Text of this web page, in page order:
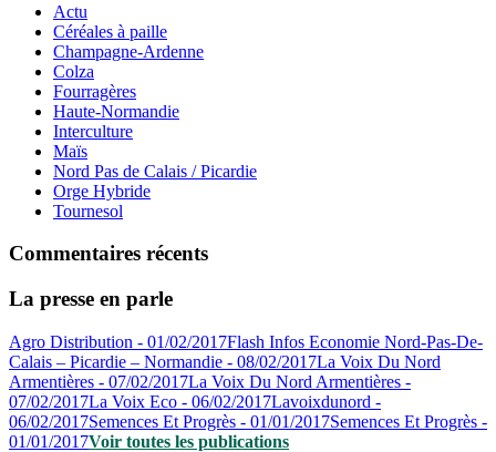
Actu
Céréales à paille
Champagne-Ardenne
Colza
Fourragères
Haute-Normandie
Interculture
Maïs
Nord Pas de Calais / Picardie
Orge Hybride
Tournesol
Commentaires récents
La presse en parle
Agro Distribution - 01/02/2017Flash Infos Economie Nord-Pas-De-
Calais – Picardie – Normandie - 08/02/2017La Voix Du Nord
Armentières - 07/02/2017La Voix Du Nord Armentières -
07/02/2017La Voix Eco - 06/02/2017Lavoixdunord -
06/02/2017Semences Et Progrès - 01/01/2017Semences Et Progrès -
01/01/2017Voir toutes les publications